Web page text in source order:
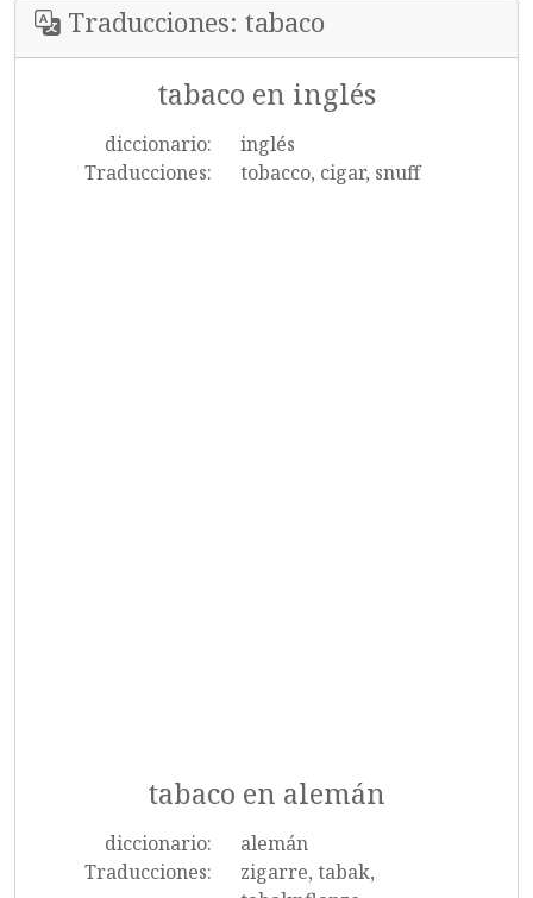
Traducciones: tabaco
tabaco en inglés
diccionario:
inglés
Traducciones:
tobacco, cigar, snuff
tabaco en alemán
diccionario:
alemán
Traducciones:
zigarre, tabak,